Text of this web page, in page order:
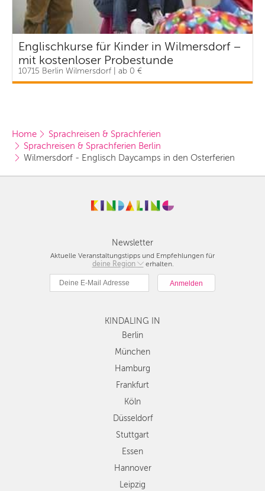
Englischkurse für Kinder in Wilmersdorf –
mit kostenloser Probestunde
10715 Berlin Wilmersdorf | ab 0 €
Home
Sprachreisen & Sprachferien
Sprachreisen & Sprachferien Berlin
Wilmersdorf - Englisch Daycamps in den Osterferien
Newsletter
Aktuelle Veranstaltungstipps und Empfehlungen für
deine Region
Berlin
München
Hamburg
Köln
Düsseldorf
Stuttgart
Essen
Dresden
Nürnberg
Wien
Zürich
Andere
Regionen
erhalten.
KINDALING IN
Berlin
München
Hamburg
Frankfurt
Köln
Düsseldorf
Stuttgart
Essen
Hannover
Leipzig